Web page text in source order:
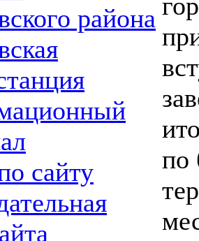
района
сайту
по